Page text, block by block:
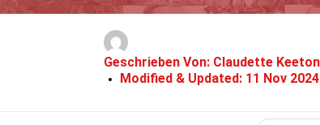
Geschrieben Von: Claudette Keeton
Modified & Updated: 11 Nov 2024